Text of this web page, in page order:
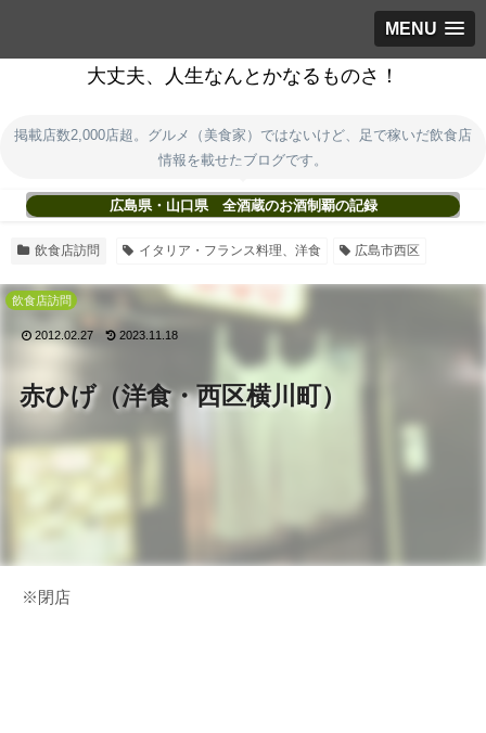
MENU
大丈夫、人生なんとかなるものさ！
掲載店数2,000店超。グルメ（美食家）ではないけど、足で稼いだ飲食店
情報を載せたブログです。
広島県・山口県 全酒蔵のお酒制覇の記録
飲食店訪問 イタリア・フランス料理、洋食 広島市西区
赤ひげ（洋食・西区横川町）
飲食店訪問
2012.02.27 2023.11.18
※閉店